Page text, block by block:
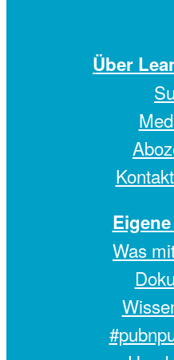
Über
Was